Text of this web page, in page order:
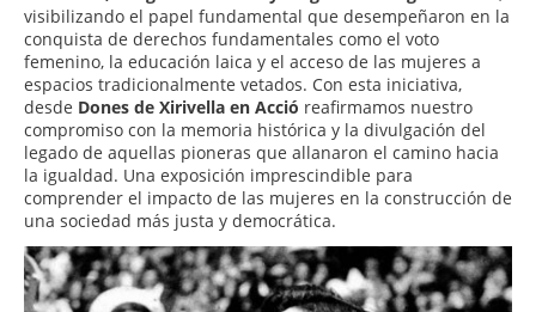
visibilizando el papel fundamental que desempeñaron en la
conquista de derechos fundamentales como el voto
femenino, la educación laica y el acceso de las mujeres a
espacios tradicionalmente vetados. Con esta iniciativa,
desde Dones de Xirivella en Acció reafirmamos nuestro
compromiso con la memoria histórica y la divulgación del
legado de aquellas pioneras que allanaron el camino hacia
la igualdad. Una exposición imprescindible para
comprender el impacto de las mujeres en la construcción de
una sociedad más justa y democrática.